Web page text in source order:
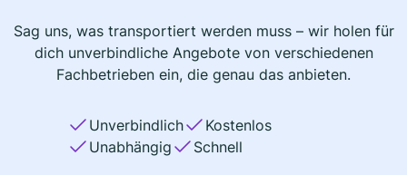
Sag uns, was transportiert werden muss – wir holen für
dich unverbindliche Angebote von verschiedenen
Fachbetrieben ein, die genau das anbieten.
Unverbindlich
Kostenlos
Unabhängig
Schnell